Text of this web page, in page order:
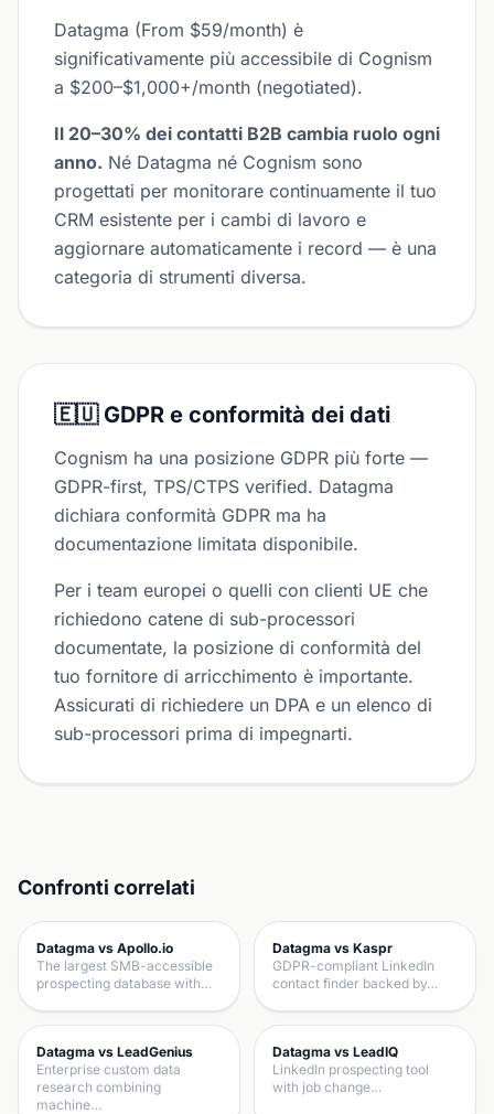
Datagma (From $59/month) è
significativamente più accessibile di Cognism
a $200–$1,000+/month (negotiated).
Il 20–30% dei contatti B2B cambia ruolo ogni
anno. Né Datagma né Cognism sono
progettati per monitorare continuamente il tuo
CRM esistente per i cambi di lavoro e
aggiornare automaticamente i record — è una
categoria di strumenti diversa.
🇪🇺 GDPR e conformità dei dati
Cognism ha una posizione GDPR più forte —
GDPR-first, TPS/CTPS verified. Datagma
dichiara conformità GDPR ma ha
documentazione limitata disponibile.
Per i team europei o quelli con clienti UE che
richiedono catene di sub-processori
documentate, la posizione di conformità del
tuo fornitore di arricchimento è importante.
Assicurati di richiedere un DPA e un elenco di
sub-processori prima di impegnarti.
Confronti correlati
Datagma vs Apollo.io
The largest SMB-accessible
prospecting database with…
Datagma vs Kaspr
GDPR-compliant LinkedIn
contact finder backed by…
Datagma vs LeadGenius
Enterprise custom data
research combining
machine…
Datagma vs LeadIQ
LinkedIn prospecting tool
with job change…